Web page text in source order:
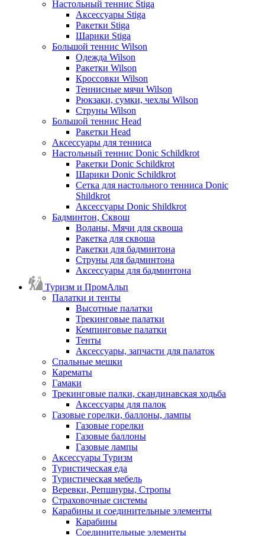
Настольный теннис Stiga
Аксессуары Stiga
Ракетки Stiga
Шарики Stiga
Большой теннис Wilson
Одежда Wilson
Ракетки Wilson
Кроссовки Wilson
Теннисные мячи Wilson
Рюкзаки, сумки, чехлы Wilson
Струны Wilson
Большой теннис Head
Ракетки Head
Аксессуары для тенниса
Настольный теннис Donic Schildkrot
Ракетки Donic Schildkrot
Шарики Donic Schildkrot
Сетка для настольного тенниса Donic
Shildkrot
Аксессуары Donic Shildkrot
Бадминтон, Сквош
Воланы, Мячи для сквоша
Ракетка для сквоша
Ракетки для бадминтона
Струны для бадминтона
Аксессуары для бадминтона
Туризм и ПромАльп
Палатки и тенты
Высотные палатки
Трекинговые палатки
Кемпинговые палатки
Тенты
Аксессуары, запчасти для палаток
Спальные мешки
Карематы
Гамаки
Трекинговые палки, скандинавская ходьба
Аксессуары для палок
Газовые горелки, баллоны, лампы
Газовые горелки
Газовые баллоны
Газовые лампы
Аксессуары Туризм
Туристическая еда
Туристическая мебель
Веревки, Репшнуры, Стропы
Страховочные системы
Карабины и соединительные элементы
Карабины
Соединительные элементы